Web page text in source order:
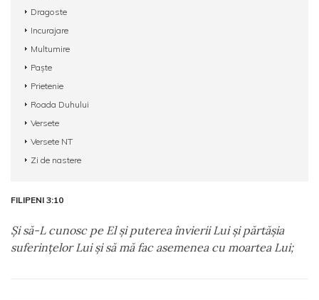
Dragoste
Incurajare
Multumire
Paște
Prietenie
Roada Duhului
Versete
Versete NT
Zi de nastere
FILIPENI 3:10
Şi să-L cunosc pe El şi puterea învierii Lui şi părtăşia
suferinţelor Lui şi să mă fac asemenea cu moartea Lui;